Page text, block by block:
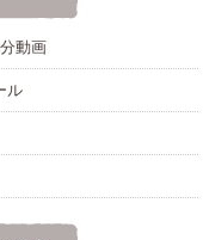
動画
ル